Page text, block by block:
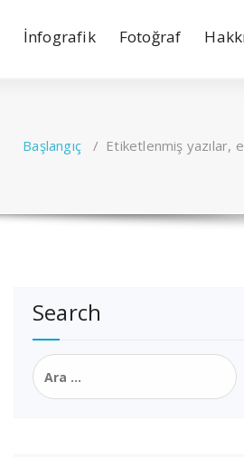
İnfografik Fotoğraf
Başlangıç/ Etiketlenmiş yazılar,
Search
Arama: